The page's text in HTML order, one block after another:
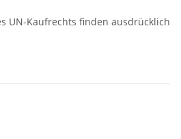
UN-Kaufrechts finden ausdrücklich